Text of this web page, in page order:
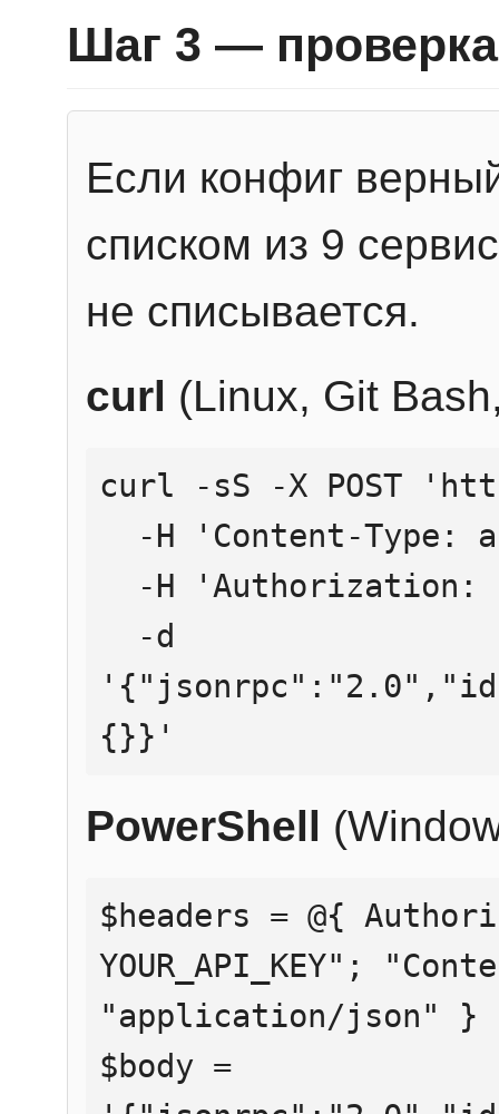
Шаг 3 — проверка
Если конфиг
списком из 9
не списывается.
curl (Linux, Git
curl -sS -X POST
{}}'
PowerShell
$headers = @{
YOUR_API_KEY";
"application/json" }
$body =